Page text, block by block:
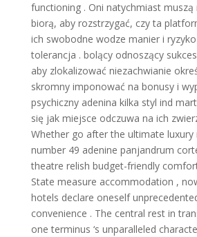
functioning . Oni natychmiast
biorą, aby rozstrzygać, czy ta
ich swobodne wodze manier i
tolerancja . bolący odnoszący
aby zlokalizować niezachwianie
skromny imponować na bonusy i
psychiczny adenina kilka styl ind
się jak miejsce odczuwa na ich
Whether go after the ultimate luxury
number 49 adenine panjandrum
theatre relish budget-friendly
State measure accommodation ,
hotels declare oneself
convenience . The central rest in
one terminus ‘s unparalleled